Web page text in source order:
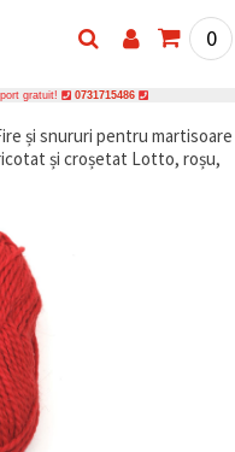
0
gratuit! 0731715486
și snururi pentru martisoare
și croșetat Lotto, roșu,